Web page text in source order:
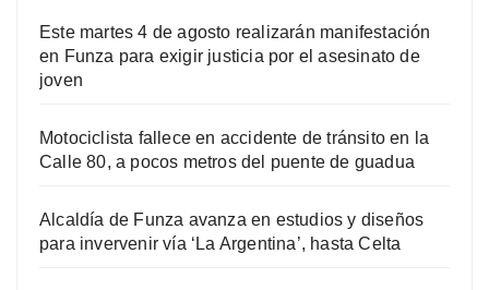
Este martes 4 de agosto realizarán manifestación
en Funza para exigir justicia por el asesinato de
joven
Motociclista fallece en accidente de tránsito en la
Calle 80, a pocos metros del puente de guadua
Alcaldía de Funza avanza en estudios y diseños
para invervenir vía ‘La Argentina’, hasta Celta